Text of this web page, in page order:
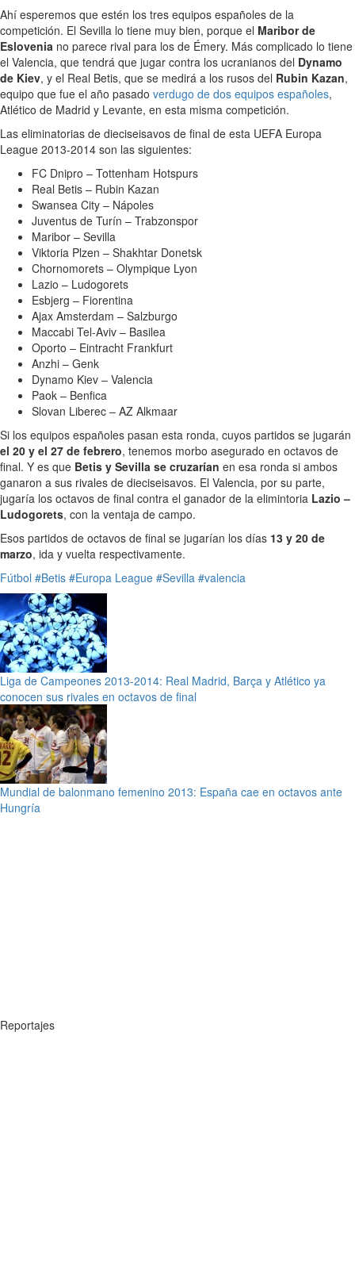
Ahí esperemos que estén los tres equipos españoles de la
competición. El Sevilla lo tiene muy bien, porque el Maribor de
Eslovenia no parece rival para los de Émery. Más complicado lo tiene
el Valencia, que tendrá que jugar contra los ucranianos del Dynamo
de Kiev, y el Real Betis, que se medirá a los rusos del Rubin Kazan,
equipo que fue el año pasado verdugo de dos equipos españoles,
Atlético de Madrid y Levante, en esta misma competición.
Las eliminatorias de dieciseisavos de final de esta UEFA Europa
League 2013-2014 son las siguientes:
FC Dnipro – Tottenham Hotspurs
Real Betis – Rubin Kazan
Swansea City – Nápoles
Juventus de Turín – Trabzonspor
Maribor – Sevilla
Viktoria Plzen – Shakhtar Donetsk
Chornomorets – Olympique Lyon
Lazio – Ludogorets
Esbjerg – Fiorentina
Ajax Amsterdam – Salzburgo
Maccabi Tel-Aviv – Basilea
Oporto – Eintracht Frankfurt
Anzhi – Genk
Dynamo Kiev – Valencia
Paok – Benfica
Slovan Liberec – AZ Alkmaar
Si los equipos españoles pasan esta ronda, cuyos partidos se jugarán
el 20 y el 27 de febrero, tenemos morbo asegurado en octavos de
final. Y es que Betis y Sevilla se cruzarían en esa ronda si ambos
ganaron a sus rivales de dieciseisavos. El Valencia, por su parte,
jugaría los octavos de final contra el ganador de la elimintoria Lazio –
Ludogorets, con la ventaja de campo.
Esos partidos de octavos de final se jugarían los días 13 y 20 de
marzo, ida y vuelta respectivamente.
Fútbol #Betis #Europa League #Sevilla #valencia
Liga de Campeones 2013-2014: Real Madrid, Barça y Atlético ya
conocen sus rivales en octavos de final
Mundial de balonmano femenino 2013: España cae en octavos ante
Hungría
Reportajes